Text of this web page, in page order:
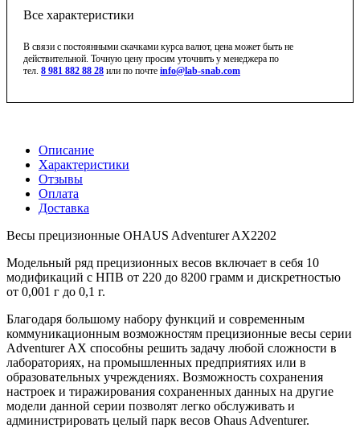
Все характеристики
В связи с постоянными скачками курса валют, цена может быть не
действительной. Точную цену просим уточнить у менеджера по
тел. 8 981 882 88 28 или по почте info@lab-snab.com
Описание
Характеристики
Отзывы
Оплата
Доставка
Весы прецизионные OHAUS Adventurer AX2202
Модельный ряд прецизионных весов включает в себя 10
модификаций с НПВ от 220 до 8200 грамм и дискретностью
от 0,001 г до 0,1 г.
Благодаря большому набору функций и современным
коммуникационным возможностям прецизионные весы серии
Adventurer АХ способны решить задачу любой сложности в
лабораториях, на промышленных предприятиях или в
образовательных учреждениях. Возможность сохранения
настроек и тиражирования сохраненных данных на другие
модели данной серии позволят легко обслуживать и
администрировать целый парк весов Ohaus Adventurer.